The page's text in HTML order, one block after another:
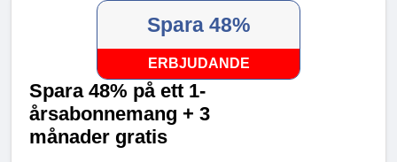
Spara 48%
ERBJUDANDE
Spara 48% på ett 1-
årsabonnemang + 3
månader gratis